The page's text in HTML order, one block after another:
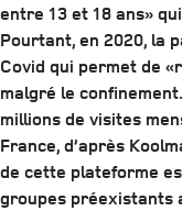
entre 13 et 18 ans»
Pourtant, en 2020, la
Covid qui permet de
malgré le
millions de visites
France, d’après
de cette plateforme
groupes préexistants